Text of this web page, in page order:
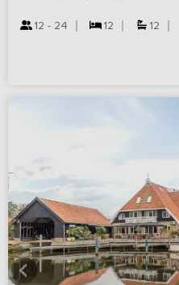
12 - 24 12 12